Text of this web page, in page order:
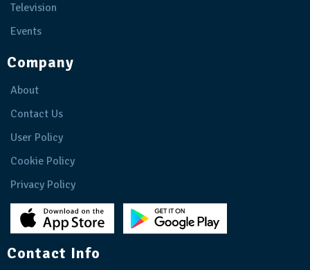
Television
Events
Company
About
Contact Us
User Policy
Cookie Policy
Privacy Policy
Contact Info